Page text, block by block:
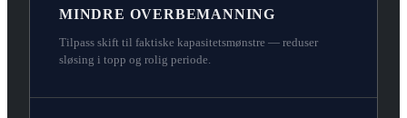
MINDRE OVERBEMANNING
Tilpass skift til faktiske kapasitetsmønstre — reduser
sløsing i topp og rolig periode.